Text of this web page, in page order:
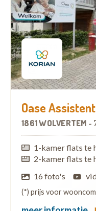
Oase
1861 WOLVERTEM -
1-kamer flats te
2-kamer flats te
16 foto's
(*) prijs voor